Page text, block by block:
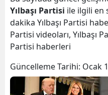
Yılbaşı Partisi ile ilgili en
dakika Yılbaşı Partisi
Partisi videoları, Yılbaşı
Partisi haberleri
Güncelleme Tarihi: Ocak